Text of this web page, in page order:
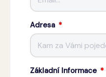
Adresa
Základní Informace